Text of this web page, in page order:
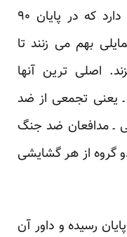
دلتان بخواهد دایگانی خودخوانده دارد که در پایان ۹۰
بهم می زنند تا
اصلی ترین آنها
ـ یعنی تجمعی از ضد
ـ مدافعان ضد جنگ
گروه از هر گشایشی
رسیده و داور آن